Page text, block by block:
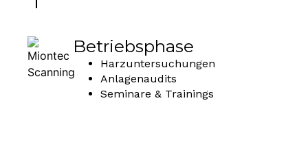
Betriebsphase
Harzuntersuchungen
Anlagenaudits
Seminare & Trainings